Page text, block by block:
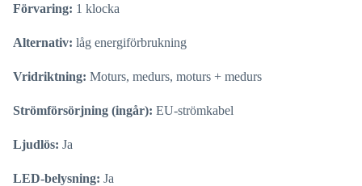
Förvaring: 1 klocka
Alternativ: låg energiförbrukning
Vridriktning: Moturs, medurs, moturs + medurs
Strömförsörjning (ingår): EU-strömkabel
Ljudlös: Ja
LED-belysning: Ja